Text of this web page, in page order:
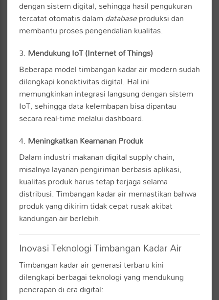
dengan sistem digital, sehingga hasil pengukuran
tercatat otomatis dalamdatabaseproduksi dan
membantu proses pengendalian kualitas.
3. Mendukung IoT (Internet of Things)
Beberapa model timbangan kadar air modern sudah
dilengkapi konektivitas digital. Hal ini
memungkinkan integrasi langsung dengan sistem
IoT, sehingga data kelembapan bisa dipantau
secara real-time melalui dashboard.
4. Meningkatkan Keamanan Produk
Dalam industri makanan digital supply chain,
misalnya layanan pengiriman berbasis aplikasi,
kualitas produk harus tetap terjaga selama
distribusi. Timbangan kadar air memastikan bahwa
produk yang dikirim tidak cepat rusak akibat
kandungan air berlebih.
Inovasi Teknologi Timbangan Kadar Air
Timbangan kadar air generasi terbaru kini
dilengkapi berbagai teknologi yang mendukung
penerapan di era digital: